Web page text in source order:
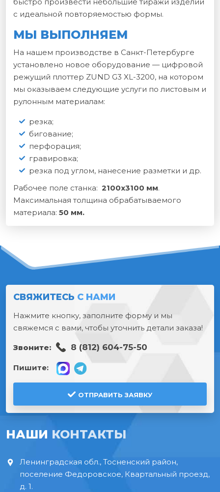
с идеальной повторяемостью формы.
МЫ ВЫПОЛНЯЕМ
На нашем производстве в Санкт-Петербурге
установлено новое оборудование — цифровой
режущий плоттер ZUND G3 XL-3200, на котором
мы оказываем следующие услуги по листовым и
рулонным материалам:
резка;
бигование;
перфорация;
гравировка;
резка под углом, нанесение разметки и др.
Рабочее поле станка: 2100х3100 мм.
Максимальная толщина обрабатываемого
материала: 50 мм.
СВЯЖИТЕСЬ С НАМИ
Нажмите кнопку, заполните форму и мы
свяжемся с вами, чтобы уточнить детали заказа!
Звоните: 8 (812) 604-75-50
Пишите:
ОТПРАВИТЬ ЗАЯВКУ
НАШИ КОНТАКТЫ
Ленинградская обл., Тосненский район,
поселение Федоровское, Квартальный проезд,
д. 1.